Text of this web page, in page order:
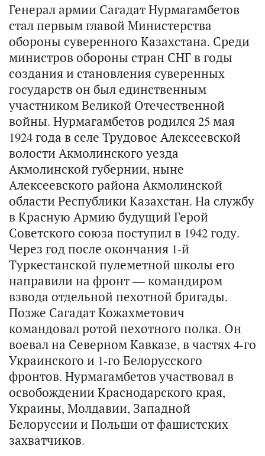
Генерал армии Сагадат Нурмагамбетов
стал первым главой Министерства
обороны суверенного Казахстана. Среди
министров обороны стран СНГ в годы
создания и становления суверенных
государств он был единственным
участником Великой Отечественной
войны. Нурмагамбетов родился 25 мая
1924 года в селе Трудовое Алексеевской
волости Акмолинского уезда
Акмолинской губернии, ныне
Алексеевского района Акмолинской
области Республики Казахстан. На службу
в Красную Армию будущий Герой
Советского союза поступил в 1942 году.
Через год после окончания 1-й
Туркестанской пулеметной школы его
направили на фронт — командиром
взвода отдельной пехотной бригады.
Позже Сагадат Кожахметович
командовал ротой пехотного полка. Он
воевал на Северном Кавказе, в частях 4-го
Украинского и 1-го Белорусского
фронтов. Нурмагамбетов участвовал в
освобождении Краснодарского края,
Украины, Молдавии, Западной
Белоруссии и Польши от фашистских
захватчиков.